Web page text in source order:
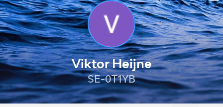
Viktor Heijne
SE-0T1YB